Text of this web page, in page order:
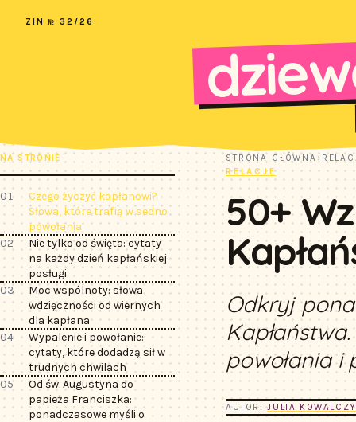
ZIN № 32/26
NA STRONIE
01
Czego życzyć kapłanowi?
Słowa, które trafią w sedno
powołania
02
Nie tylko od święta: cytaty
na każdy dzień kapłańskiej
posługi
03
Moc wspólnoty: słowa
wdzięczności od wiernych
dla kapłana
04
Wypalenie i powołanie:
cytaty, które dodadzą sił w
trudnych chwilach
05
Od św. Augustyna do
papieża Franciszka:
ponadczasowe myśli o
STRONA GŁÓWNA ›
RELACJE
50+
Odkryj
powołania i
AUTOR:JULIA